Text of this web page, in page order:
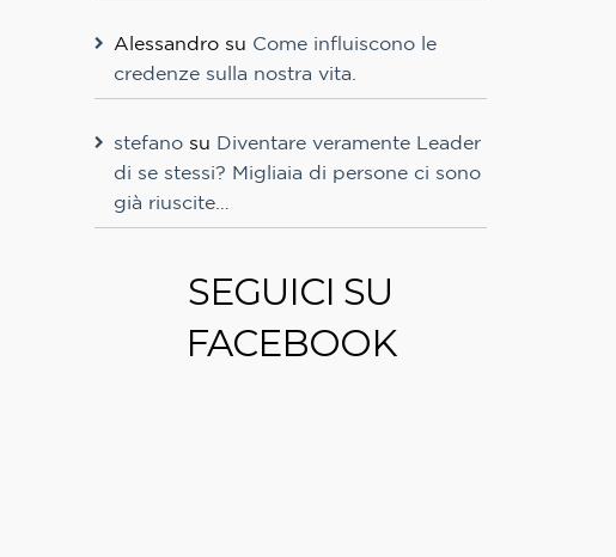
Alessandro su Come influiscono le
credenze sulla nostra vita.
stefano su Diventare veramente Leader
di se stessi? Migliaia di persone ci sono
già riuscite…
SEGUICI SU
FACEBOOK